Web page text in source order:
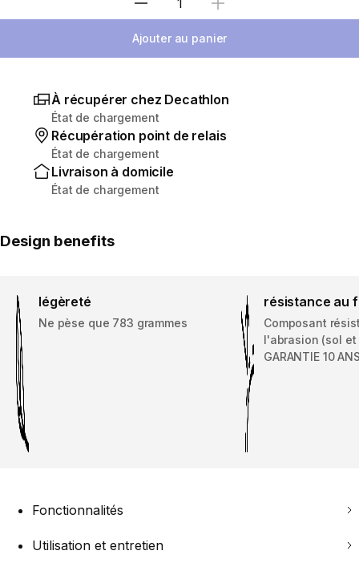
Sélectionnez la quantité
Ajouter au panier
À récupérer chez Decathlon
État de chargement
Récupération point de relais
État de chargement
Livraison à domicile
État de chargement
Design benefits
légèreté
Ne pèse que 783 grammes
résistance au
Composant
l'abrasion (sol et
GARANTIE 10
Fonctionnalités
Utilisation et entretien